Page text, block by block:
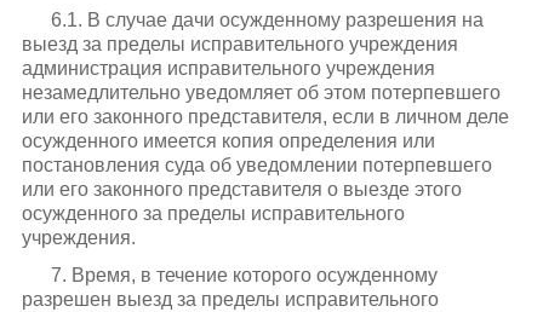
6.1. В случае дачи осужденному разрешения на
выезд за пределы исправительного учреждения
администрация исправительного учреждения
незамедлительно уведомляет об этом потерпевшего
или его законного представителя, если в личном деле
осужденного имеется копия определения или
постановления суда об уведомлении потерпевшего
или его законного представителя о выезде этого
осужденного за пределы исправительного
учреждения.
7. Время, в течение которого осужденному
разрешен выезд за пределы исправительного